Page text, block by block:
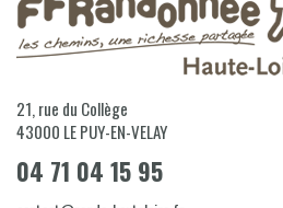
21, rue du Collège
43000 LE PUY-EN-VELAY
04 71 04 15 95